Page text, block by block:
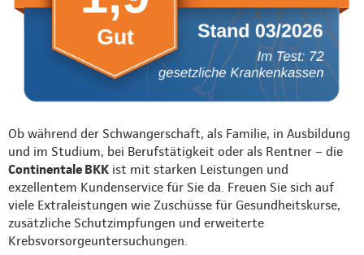
Ob während der Schwangerschaft, als Familie, in Ausbildung
und im Studium, bei Berufstätigkeit oder als Rentner – die
Continentale BKK ist mit starken Leistungen und
exzellentem Kundenservice für Sie da. Freuen Sie sich auf
viele Extraleistungen wie Zuschüsse für Gesundheitskurse,
zusätzliche Schutzimpfungen und erweiterte
Krebsvorsorgeuntersuchungen.